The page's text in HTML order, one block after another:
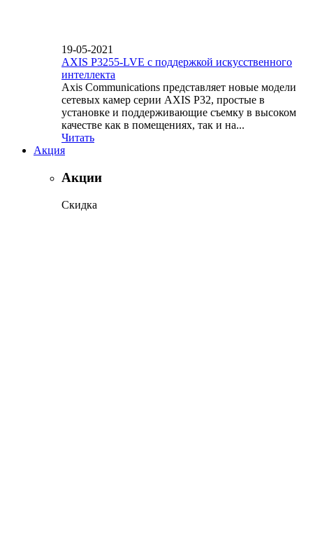
19-05-2021
AXIS P3255-LVE с поддержкой искусственного
интеллекта
Axis Communications представляет новые модели
сетевых камер серии AXIS P32, простые в
установке и поддерживающие съемку в высоком
качестве как в помещениях, так и на...
Читать
Акция
Акции
Скидка